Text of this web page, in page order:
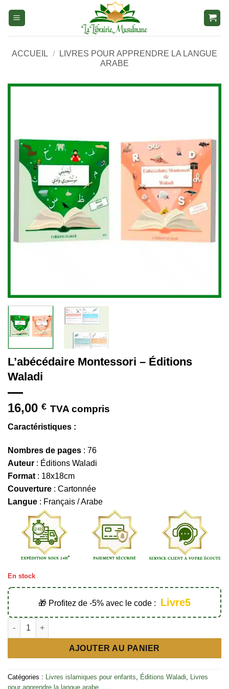
ACCUEIL /
LIVRES POUR APPRENDRE LA LANGUE
ARABE
L’abécédaire Montessori – Éditions
Waladi
16,00 € TVA compris
Caractéristiques :
Nombres de pages : 76
Auteur : Éditions Waladi
Format : 18x18cm
Couverture : Cartonnée
Langue : Français / Arabe
En stock
🎁 Profitez de -5% avec le code : Livre5
quantité de L'abécédaire Montessori - Éditions Waladi
AJOUTER AU PANIER
Catégories : Livres islamiques pour enfants Éditions Waladi
Livres
pour apprendre la langue arabe